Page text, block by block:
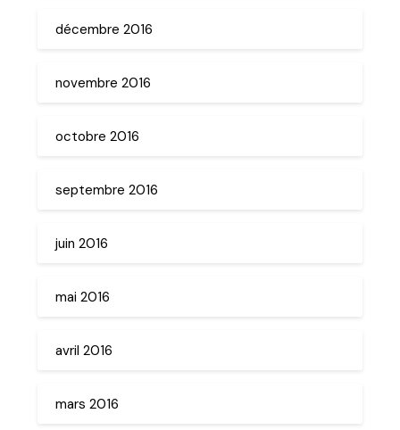
décembre 2016
novembre 2016
octobre 2016
septembre 2016
juin 2016
mai 2016
avril 2016
mars 2016